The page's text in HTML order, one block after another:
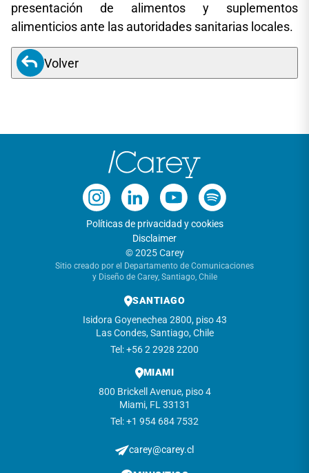
presentación de alimentos y suplementos
alimenticios ante las autoridades sanitarias locales.
Volver
Políticas de privacidad y cookies
Disclaimer
© 2025 Carey
Sitio creado por el Departamento de Comunicaciones
y Diseño de Carey, Santiago, Chile
SANTIAGO
Isidora Goyenechea 2800, piso 43
Las Condes, Santiago, Chile
Tel: +56 2 2928 2200
MIAMI
800 Brickell Avenue, piso 4
Miami, FL 33131
Tel: +1 954 684 7532
carey@carey.cl